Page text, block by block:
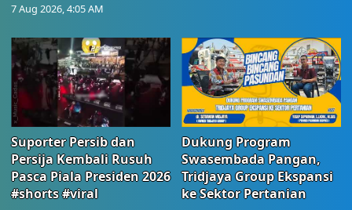
7 Aug 2026, 4:05 AM
Suporter Persib dan
Persija Kembali Rusuh
Pasca Piala Presiden 2026
#shorts #viral
Dukung Program
Swasembada Pangan,
Tridjaya Group Ekspansi
ke Sektor Pertanian